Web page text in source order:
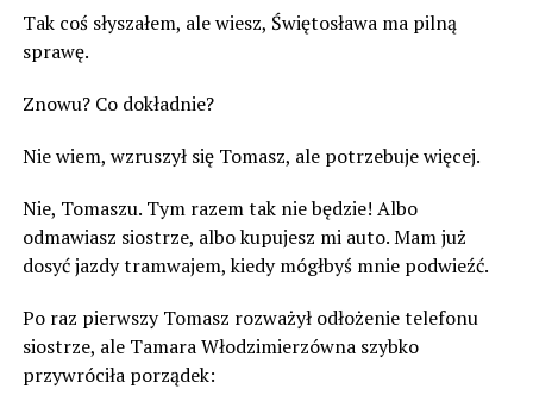
Tak coś słyszałem, ale wiesz, Świętosława ma pilną
sprawę.
Znowu? Co dokładnie?
Nie wiem, wzruszył się Tomasz, ale potrzebuje więcej.
Nie, Tomaszu. Tym razem tak nie będzie! Albo
odmawiasz siostrze, albo kupujesz mi auto. Mam już
dosyć jazdy tramwajem, kiedy mógłbyś mnie podwieźć.
Po raz pierwszy Tomasz rozważył odłożenie telefonu
siostrze, ale Tamara Włodzimierzówna szybko
przywróciła porządek: